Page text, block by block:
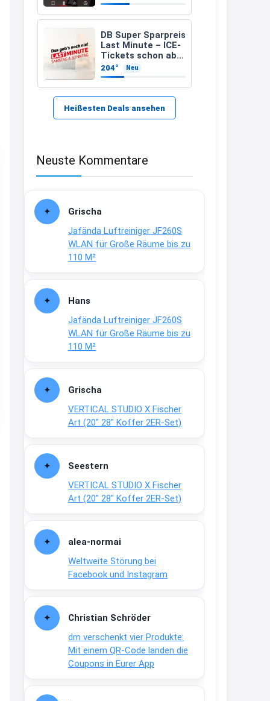
zugelassenen)
DB Super Sparpreis
Last Minute – ICE-
Tickets schon ab
6,99 Euro statt ab
17,99 Euro
204° Neu
Heißesten Deals ansehen
Neuste Kommentare
Grischa
Jafända Luftreiniger JF260S
WLAN für Große Räume bis zu
110 M²
Hans
Jafända Luftreiniger JF260S
WLAN für Große Räume bis zu
110 M²
Grischa
VERTICAL STUDIO X Fischer
Art (20″ 28″ Koffer 2ER-Set)
Seestern
VERTICAL STUDIO X Fischer
Art (20″ 28″ Koffer 2ER-Set)
alea-normai
Weltweite Störung bei
Facebook und Instagram
Christian Schröder
dm verschenkt vier Produkte:
Mit einem QR-Code landen die
Coupons in Eurer App
21:37
Kerstin
Bei EDEKA
↩
29.07www.haribo.com/de-
↩
Joachim
Ab diesem Jahr gibt es keine
Fielmann-Blinkis mehr / wurde
www.fielmann-
group.com/blinkis...
13:44
dich zu sehen, alles gut?
15:01
An 01.08. / Sensodyne Rabatt 3€
/ max. 15.000www.erlebe-
↩
www.meineapotheke.de/
2:19
↩
Joachim